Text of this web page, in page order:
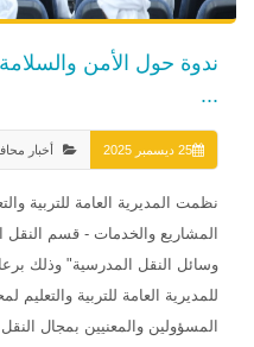
ندوة حول الأمن
...
25 ديسمبر 2025 أخبار
نظمت المديرية العامة للتربية
المشاريع والخدمات - قسم
وسائل النقل المدرسية" وذلك
للمديرية العامة للتربية
المسؤولين والمعنيين بمجال